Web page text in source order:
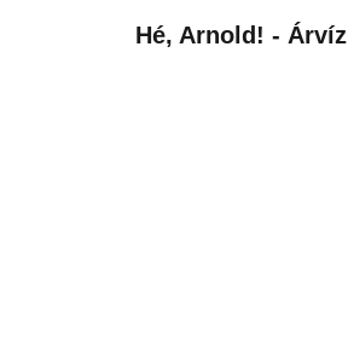
Hé, Arnold! - Árvíz